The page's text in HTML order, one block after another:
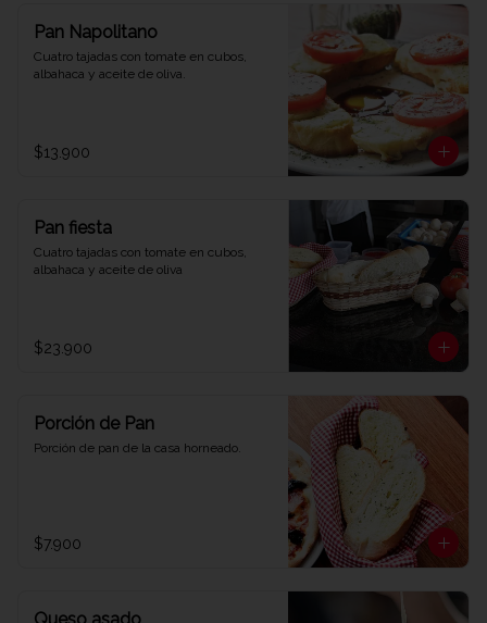
Pan Napolitano
Cuatro tajadas con tomate en cubos,
albahaca y aceite de oliva.
$13.900
Pan fiesta
Cuatro tajadas con tomate en cubos,
albahaca y aceite de oliva
$23.900
Porción de Pan
Porción de pan de la casa horneado.
$7.900